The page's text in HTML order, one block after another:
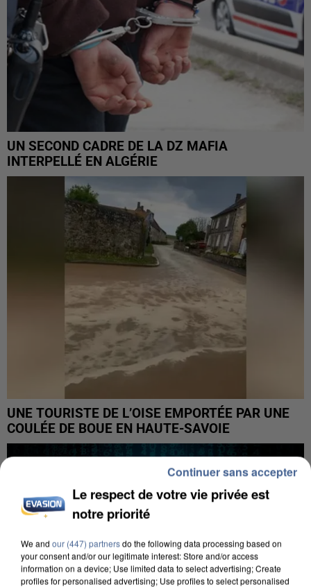
UN SECOND CADRE DE LA DZ MAFIA
INTERPELLÉ EN ALGÉRIE
UNE TOURISTE DE L’OISE EMPORTÉE PAR UNE
COULÉE DE BOUE EN HAUTE-SAVOIE
Le respect de votre vie privée est
notre priorité
We and our (447) partnersdo the following data processing based on
your consent and/or our legitimate interest: Store and/or access
information on a device; Use limited data to select advertising; Create
profiles for personalised advertising; Use profiles to select personalised
Continuer sans accepter